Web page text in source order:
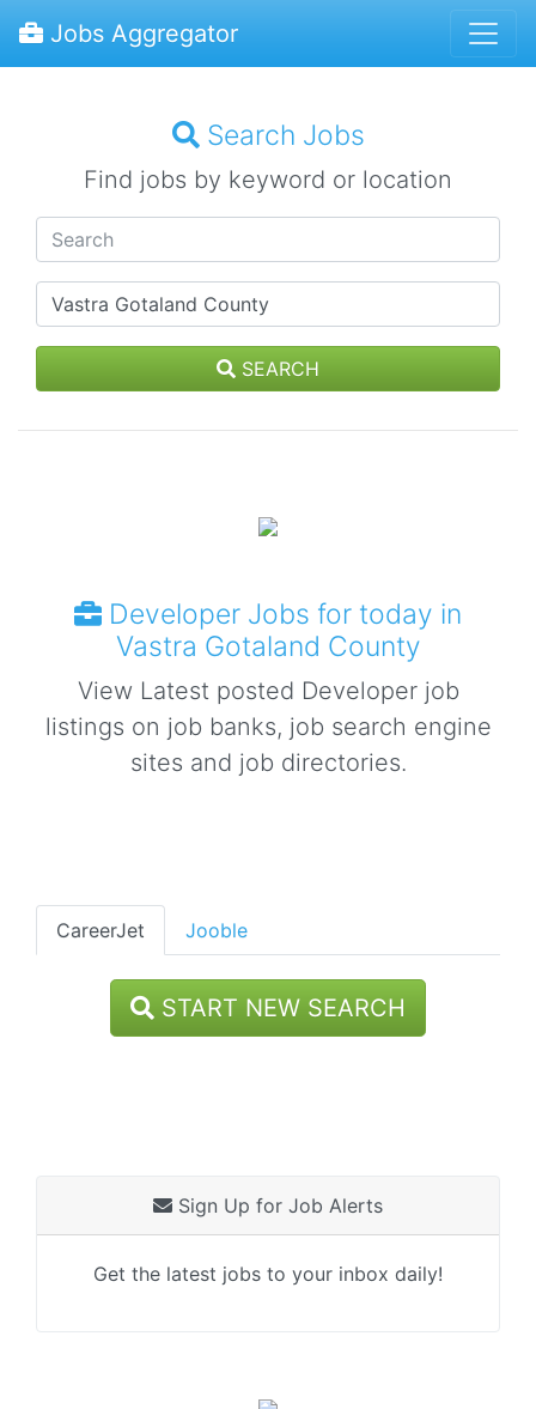
Jobs Aggregator
Search Jobs
Find jobs by keyword or location
SEARCH
Developer Jobs for today in
Vastra Gotaland County
View Latest posted Developer job
listings on job banks, job search engine
sites and job directories.
CareerJet Jooble
START NEW SEARCH
Sign Up for Job Alerts
Get the latest jobs to your inbox daily!